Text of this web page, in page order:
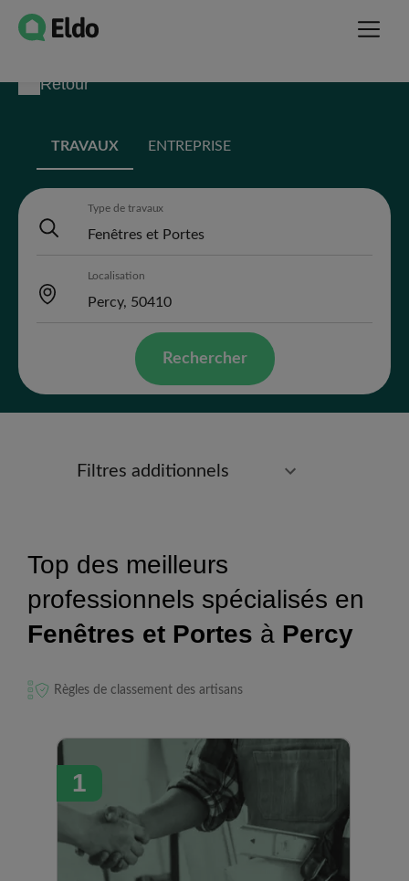
Retour
TRAVAUX ENTREPRISE
Type de travaux
Localisation
Rechercher
Filtres additionnels
Top des meilleurs
professionnels spécialisés en
Fenêtres et Portes à Percy
Règles de classement des artisans
1